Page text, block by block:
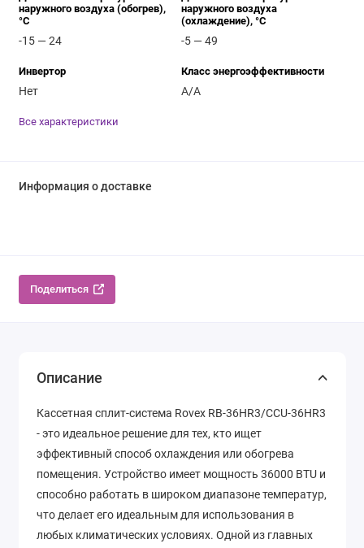
наружного воздуха (обогрев),
°C
-15 — 24
наружного воздуха
(охлаждение), °C
-5 — 49
Инвертор
Нет
Класс энергоэффективности
A/A
Все характеристики
Информация о доставке
Поделиться
Описание
Кассетная сплит-система Rovex RB-36HR3/CCU-36HR3
- это идеальное решение для тех, кто ищет
эффективный способ охлаждения или обогрева
помещения. Устройство имеет мощность 36000 BTU и
способно работать в широком диапазоне температур,
что делает его идеальным для использования в
любых климатических условиях. Одной из главных